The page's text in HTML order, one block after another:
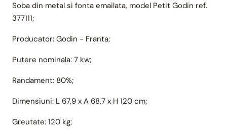
Soba din metal si fonta emailata, model Petit Godin ref.
377111;
Producator: Godin - Franta;
Putere nominala: 7 kw;
Randament: 80%;
Dimensiuni: L 67,9 x A 68,7 x H 120 cm;
Greutate: 120 kg;